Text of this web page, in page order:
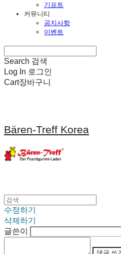
기프트
커뮤니티
공지사항
이벤트
Search 검색
Log In 로그인
Cart장바구니
Bären-Treff Korea
수정하기
삭제하기
글쓴이